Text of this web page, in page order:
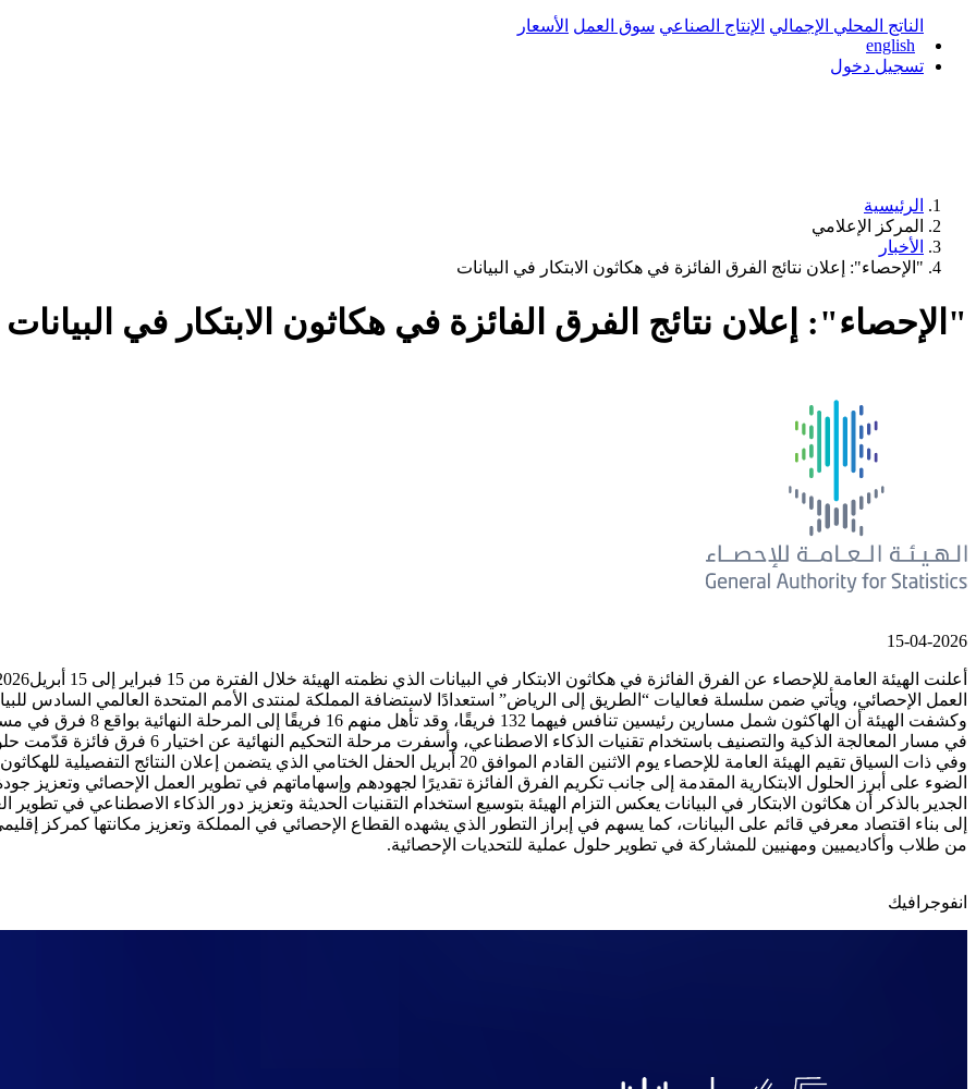
الناتج المحلي الإجمالي الإنتاج الصناعي سوق العمل الأسعار
english
تسجيل دخول
الرئيسية
المركز الإعلامي
الأخبار
"الإحصاء": إعلان نتائج الفرق الفائزة في هكاثون الابتكار في البيانات
"الإحصاء": إعلان نتائج الفرق الفائزة في هكاثون الابتكار في البيانات
15-04-2026
العمل الإحصائي، ويأتي ضمن سلسلة فعاليات “الطريق إلى الرياض” استعدادًا لاستضافة المملكة لمنتدى الأمم المتحدة العالمي السادس
في مسار المعالجة الذكية والتصنيف باستخدام تقنيات الذكاء الاصطناعي، وأسفرت مرحلة التحكيم النهائية عن اختيار 6 فرق فائزة قدّمت حلولًا مبتكرة تسهم في رفع جودة الإحصاءات الرسمية وتعزيز موثوقيتها.
وفي ذات السياق تقيم الهيئة العامة للإحصاء يوم الاثنين القادم الموافق 20 أبريل الحفل الختامي
الضوء على أبرز الحلول الابتكارية المقدمة إلى جانب تكريم الفرق الفائزة تقديرًا لجهودهم وإسهاماتهم في تطوير العمل الإحصائي وتعزيز جودة
إلى بناء اقتصاد معرفي قائم على البيانات، كما يسهم في إبراز التطور الذي يشهده القطاع الإحصائي في المملكة وتعزيز مكانتها كمركز
من طلاب وأكاديميين ومهنيين للمشاركة في تطوير حلول عملية للتحديات الإحصائية.
انفوجرافيك